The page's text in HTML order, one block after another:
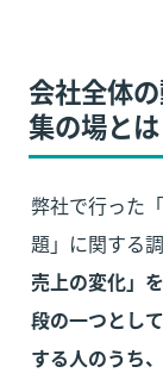
会社全体
集の場とは
弊社で行った
題」に関する調
売上の変化」
段の一つとし
する人のうち